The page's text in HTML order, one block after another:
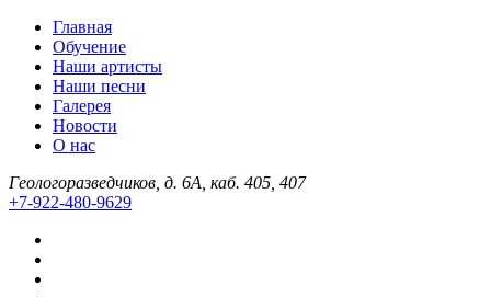
Главная
Обучение
Наши артисты
Наши песни
Галерея
Новости
О нас
Геологоразведчиков, д. 6А, каб. 405, 407
+7-922-480-9629